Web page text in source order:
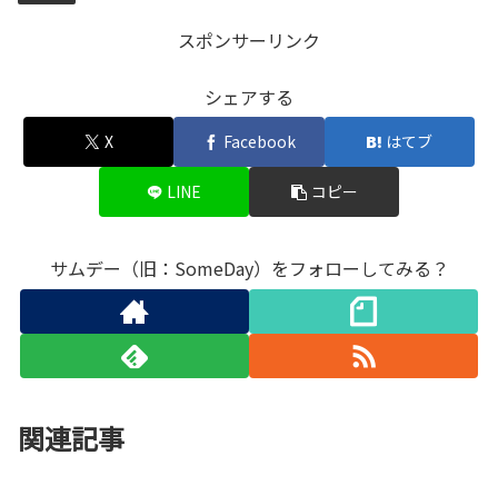
スポンサーリンク
シェアする
X Facebook はてブ
LINE コピー
サムデー（旧：SomeDay）をフォローしてみる？
関連記事